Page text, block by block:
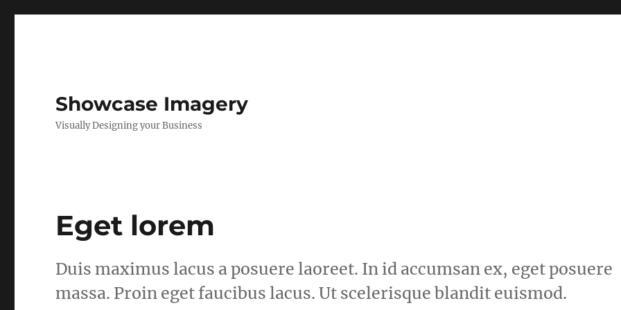
Showcase Imagery
Visually Designing your Business
Eget lorem
Duis maximus lacus a posuere laoreet. In id accumsan ex, eget posuere
massa. Proin eget faucibus lacus. Ut scelerisque blandit euismod.